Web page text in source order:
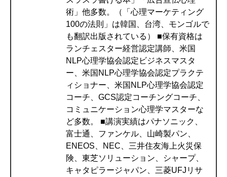
術」他多数。（「心理マーケティング
100の法則」は韓国、台湾、モンゴルで
も翻訳出版されている） ■保有資格は
ランチェスター経営認定講師、米国
NLP心理学協会認定ビジネスマスタ
ー、米国NLP心理学協会認定プラクテ
ィショナー、米国NLP心理学協会認定
コーチ、GCS認定コーチングコーチ、
コミュニケーション心理学マスターな
ど多数。 ■講演実績はパナソニック、
富士通、ファンケル、山崎製パン、
ENEOS、NEC、三井住友海上火災保
険、東芝ソリューション、シャープ、
キャタピラージャパン、三菱UFJリサ